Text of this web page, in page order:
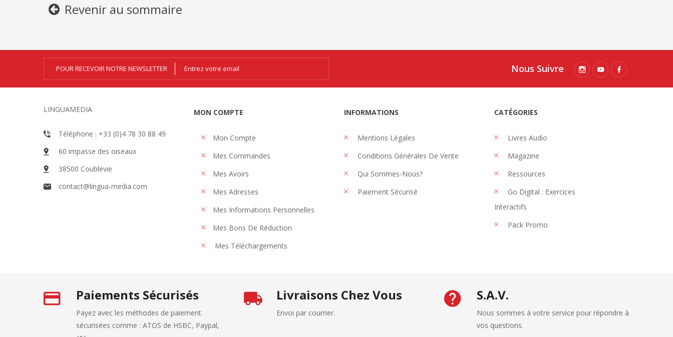
Revenir au sommaire
POUR RECEVOIR NOTRE NEWSLETTER Nous Suivre
LINGUAMEDIA
Téléphone : +33 (0)4 78 30 88 49
60 impasse des oiseaux
38500 Coublevie
contact@lingua-media.com
MON COMPTE
Mon Compte
Mes Commandes
Mes Avoirs
Mes Adresses
Mes Informations Personnelles
Mes Bons De Réduction
Mes Téléchargements
INFORMATIONS
Mentions Légales
Conditions Générales De Vente
Qui Sommes-Nous?
Paiement Sécurisé
CATÉGORIES
Livres Audio
Magazine
Ressources
Go Digital : Exercices
Interactifs
Pack Promo
Paiements Sécurisés
Payez avec les méthodes de paiement
sécurisées comme : ATOS de HSBC, Paypal,
Livraisons Chez Vous
Envoi par courrier.
S.A.V.
Nous sommes à votre service pour répondre à
vos questions.